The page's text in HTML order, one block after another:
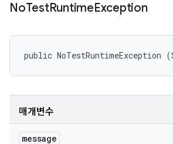
NoTestRuntimeException
public NoTestRuntimeException
매개변수
message